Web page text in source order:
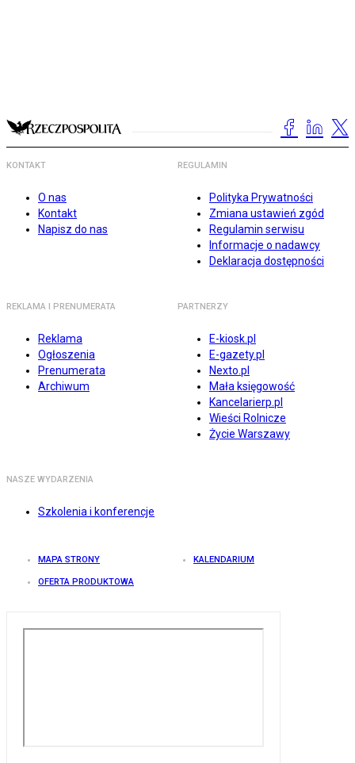
KONTAKT
O nas
Kontakt
Napisz do nas
REGULAMIN
Polityka Prywatności
Zmiana ustawień zgód
Regulamin serwisu
Informacje o nadawcy
Deklaracja dostępności
REKLAMA I PRENUMERATA
Reklama
Ogłoszenia
Prenumerata
Archiwum
PARTNERZY
E-kiosk.pl
E-gazety.pl
Nexto.pl
Mała księgowość
Kancelarierp.pl
Wieści Rolnicze
Życie Warszawy
NASZE WYDARZENIA
Szkolenia i konferencje
MAPA STRONY KALENDARIUM
OFERTA PRODUKTOWA